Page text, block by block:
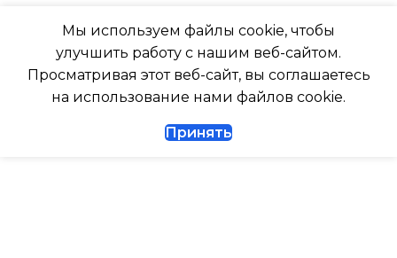
ДИАМЕТР ТРУБ (ЖИДКОСТЬ)
РАБОТАЕТ С АЛИСОЙ
ТАЙМЕР НА
ВЫСОТА ВНУТР. БЛОКА
Мы используем файлы cookie, чтобы
улучшить работу с нашим веб-сайтом.
Просматривая этот веб-сайт, вы соглашаетесь
на использование нами файлов cookie.
Принять